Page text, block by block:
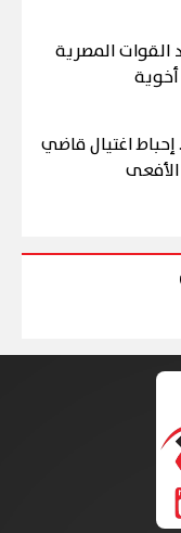
المصرية
أخوية
اغتيال قاضي